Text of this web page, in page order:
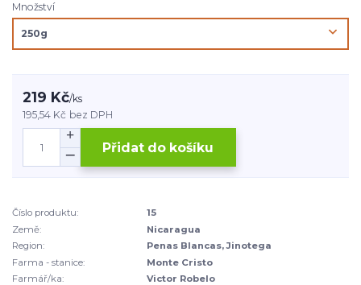
Množství
219 Kč/ks
195,54 Kč bez DPH
Přidat do košíku
Číslo produktu:
15
Země:
Nicaragua
Region:
Penas Blancas, Jinotega
Farma - stanice:
Monte Cristo
Farmář/ka:
Victor Robelo